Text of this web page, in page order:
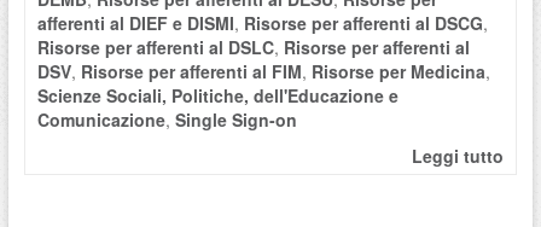
afferenti al DIEF e DISMI, Risorse per afferenti al DSCG,
Risorse per afferenti al DSLC, Risorse per afferenti al
DSV, Risorse per afferenti al FIM, Risorse per Medicina,
Scienze Sociali, Politiche, dell'Educazione e
Comunicazione, Single Sign-on
Leggi tutto